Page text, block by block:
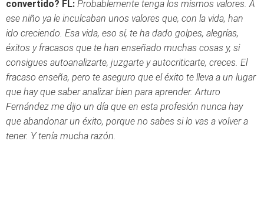
convertido? FL: Probablemente tenga los mismos valores. A
ese niño ya le inculcaban unos valores que, con la vida, han
ido creciendo. Esa vida, eso sí, te ha dado golpes, alegrías,
éxitos y fracasos que te han enseñado muchas cosas y, si
consigues autoanalizarte, juzgarte y autocriticarte, creces. El
fracaso enseña, pero te aseguro que el éxito te lleva a un lugar
que hay que saber analizar bien para aprender. Arturo
Fernández me dijo un día que en esta profesión nunca hay
que abandonar un éxito, porque no sabes si lo vas a volver a
tener. Y tenía mucha razón.